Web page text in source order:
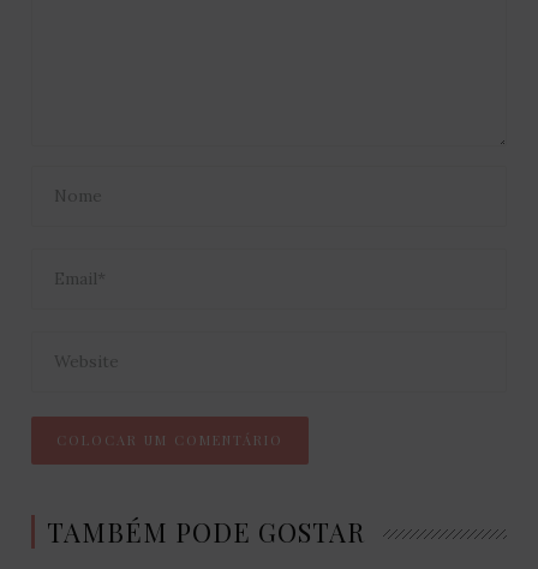
TAMBÉM PODE GOSTAR